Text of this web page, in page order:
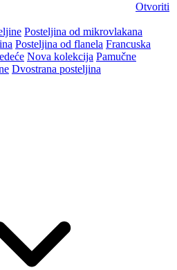
Otvoriti
Posteljina od mikrovlakana
Posteljina od flanela Francuska
Nova kolekcija Pamučne
Dvostrana posteljina